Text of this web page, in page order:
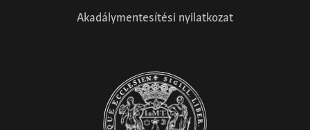
Akadálymentesítési nyilatkozat